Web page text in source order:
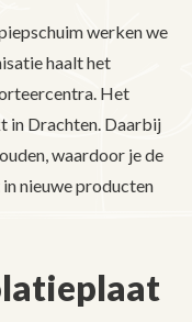
werken we
haalt het
Het
in Drachten. Daarbij
waardoor je de
nieuwe producten